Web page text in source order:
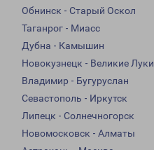
Обнинск - Старый Оскол
Таганрог - Миасс
Дубна - Камышин
Новокузнецк - Великие Луки
Владимир - Бугуруслан
Севастополь - Иркутск
Липецк - Солнечногорск
Новомосковск - Алматы